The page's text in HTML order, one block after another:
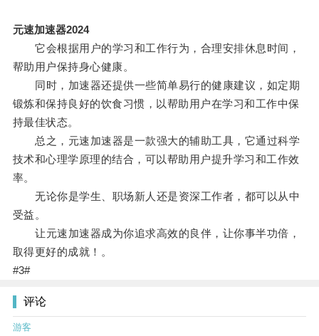
元速加速器2024
它会根据用户的学习和工作行为，合理安排休息时间，
帮助用户保持身心健康。
同时，加速器还提供一些简单易行的健康建议，如定期
锻炼和保持良好的饮食习惯，以帮助用户在学习和工作中保
持最佳状态。
总之，元速加速器是一款强大的辅助工具，它通过科学
技术和心理学原理的结合，可以帮助用户提升学习和工作效
率。
无论你是学生、职场新人还是资深工作者，都可以从中
受益。
让元速加速器成为你追求高效的良伴，让你事半功倍，
取得更好的成就！。
#3#
评论
游客